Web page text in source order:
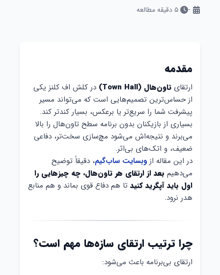
- ۵دقیقه مطالعه
مقدمه
ارتقای تاون‌هال (Town Hall)
در کلش اف کلنز یکی
از حساس‌ترین تصمیم‌هایی است که می‌تواند مسیر
پیشرفت شما را سریع‌تر یا برعکس، بسیار کندتر کند.
بسیاری از بازیکنان بدون برنامه سطح تاون‌هال را بالا
می‌برند و نتیجه‌اش می‌شود مچ‌سازی سخت‌تر، دفاعی
ضعیف، و اتک‌های بی‌اثر.
در این مقاله از وبسایت ساب‌گیم، دقیقاً توضیح
می‌دهیم بعد از ارتقای هر تاون‌هال، چه چیزهایی را
اول باید آپگرید کنیدتا هم دفاع قوی بماند و هم منابع
هدر نرود.
چرا ترتیب ارتقای سازه‌ها مهم است؟
ارتقای بی‌برنامه باعث می‌شود: